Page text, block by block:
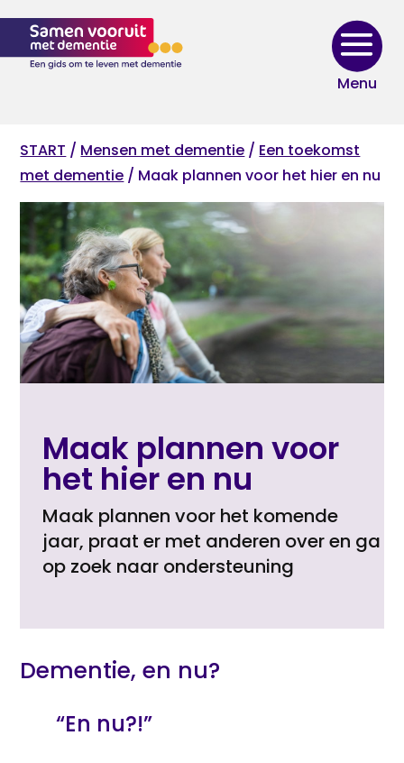
content
START / Mensen met dementie / Een toekomst
met dementie / Maak plannen voor het hier en nu
Maak plannen voor
het hier en nu
Maak plannen voor het komende
jaar, praat er met anderen over en ga
op zoek naar ondersteuning
Dementie, en nu?
“En nu?!”